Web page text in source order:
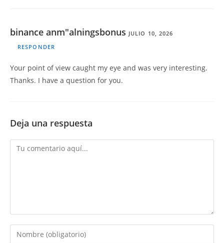
binance anm"alningsbonus JULIO 10, 2026
RESPONDER
Your point of view caught my eye and was very interesting.
Thanks. I have a question for you.
Deja una respuesta